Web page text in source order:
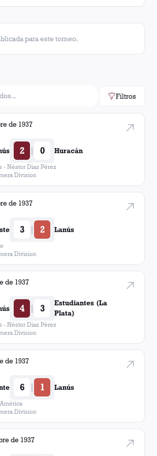
21
14
8
para este torneo.
Filtros
de 1937
2 | 0 Huracán
- Néstor Diaz Pérez
Division
de 1937
3 | 2 Lanús
Division
de 1937
4 | 3
Estudiantes (La
Plata)
- Néstor Diaz Pérez
Division
de 1937
6 | 1 Lanús
Division
de 1937